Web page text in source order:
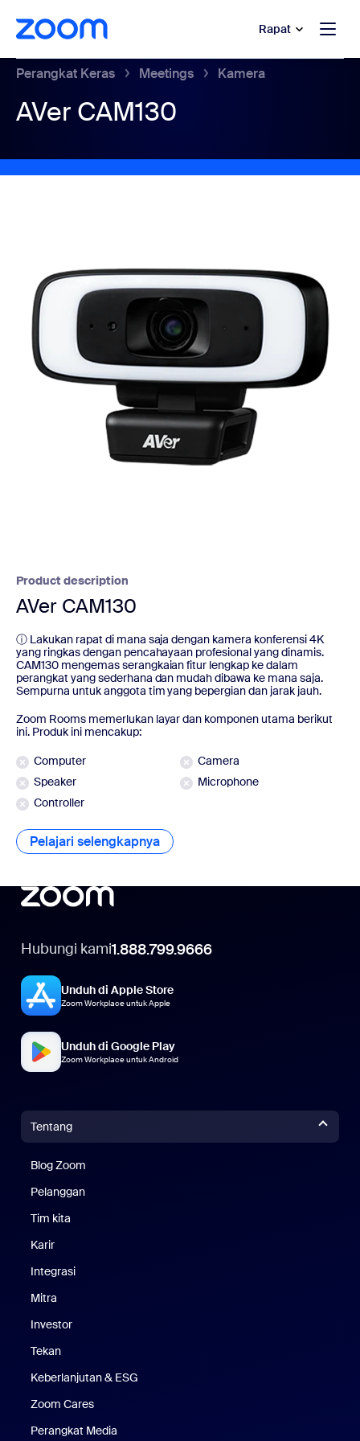
ke konten utama
percakapan bantuan Rapat
Perangkat Keras Meetings Kamera
AVer CAM130
Product description
AVer CAM130
ⓘ Lakukan rapat di mana saja dengan kamera konferensi 4K
yang ringkas dengan pencahayaan profesional yang dinamis.
CAM130 mengemas serangkaian fitur lengkap ke dalam
perangkat yang sederhana dan mudah dibawa ke mana saja.
Sempurna untuk anggota tim yang bepergian dan jarak jauh.
Zoom Rooms memerlukan layar dan komponen utama berikut
ini. Produk ini mencakup:
Computer
Camera
Speaker
Microphone
Controller
Pelajari selengkapnya Pelajari selengkapnya
Hubungi kami1.888.799.9666
Unduh di Apple Store
Zoom Workplace untuk Apple
Unduh di Google Play
Zoom Workplace untuk Android
Tentang
Blog Zoom
Pelanggan
Tim kita
Karir
Integrasi
Mitra
Investor
Tekan
Keberlanjutan & ESG
Zoom Cares
Perangkat Media